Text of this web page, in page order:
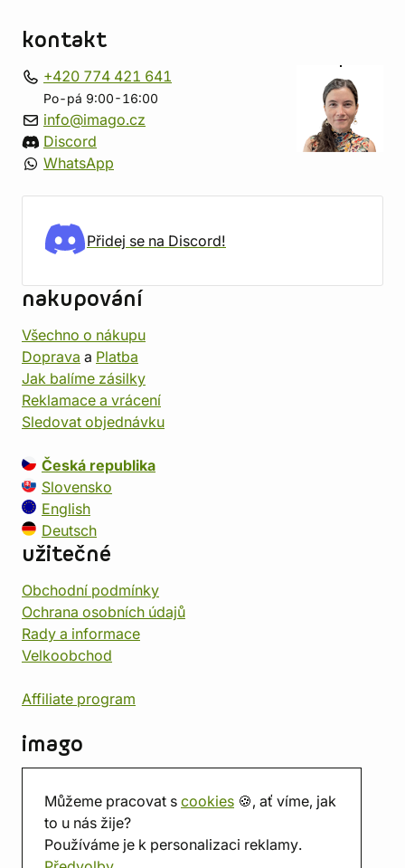
Můžeme pracovat s cookies 🍪, ať víme, jak
to u nás žije?
Používáme je k personalizaci reklamy.
kontakt
+420 774 421 641
Po-pá 9:00-16:00
info@imago.cz
Discord
WhatsApp
Přidej se na Discord!
nakupování
Všechno o nákupu
Doprava a Platba
Jak balíme zásilky
Reklamace a vrácení
Sledovat objednávku
Česká republika
Slovensko
English
Deutsch
užitečné
Obchodní podmínky
Ochrana osobních údajů
Rady a informace
Velkoobchod
Affiliate program
imago
Prodejna
Herna
O nás